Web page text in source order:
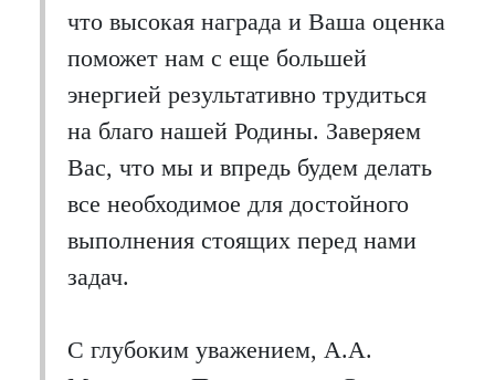
что высокая награда и Ваша оценка
поможет нам с еще большей
энергией результативно трудиться
на благо нашей Родины. Заверяем
Вас, что мы и впредь будем делать
все необходимое для достойного
выполнения стоящих перед нами
задач.
С глубоким уважением, А.А.